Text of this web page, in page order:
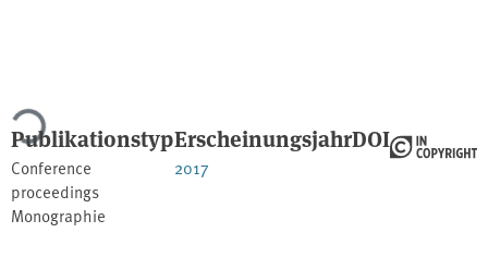
Publikationstyp
Conference
proceedings
Monographie
Erscheinungsjahr
2017
DOI